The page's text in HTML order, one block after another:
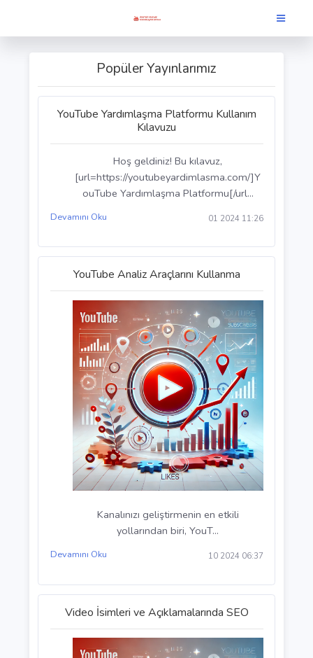
Popüler Yayınlarımız
YouTube Yardımlaşma Platformu Kullanım
Kılavuzu
Hoş geldiniz! Bu kılavuz,
ouTube Yardımlaşma Platformu[/url...
01 2024 11:26
Devamını Oku
YouTube Analiz Araçlarını Kullanma
yollarından biri, YouT...
10 2024 06:37
Devamını Oku